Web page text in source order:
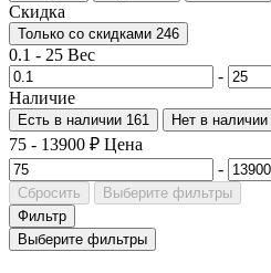
Скидка
Только со cкидками 246
0.1 - 25 Вес
-
Наличие
Есть в наличии 161 Нет в наличии
75 - 13900 ₽ Цена
-
Сбросить
Выберите фильтры
Фильтр
Выберите фильтры